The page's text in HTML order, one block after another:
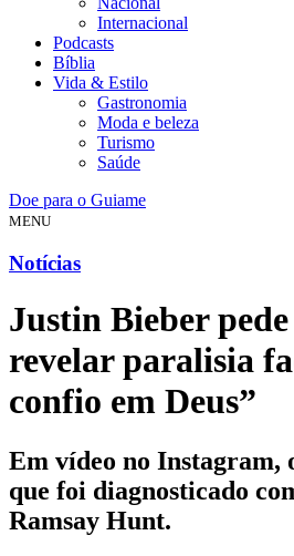
Internacional
Podcasts
Bíblia
Vida & Estilo
Gastronomia
Moda e beleza
Turismo
Saúde
Doe para o Guiame
MENU
Notícias
Justin Bieber pede
revelar paralisia
confio em Deus”
Em vídeo no Instagram,
que foi diagnosticado
Ramsay Hunt.